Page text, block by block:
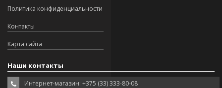
Политика конфиденциальности
Контакты
Карта сайта
Наши контакты
Интернет-магазин: +375 (33) 333-80-08